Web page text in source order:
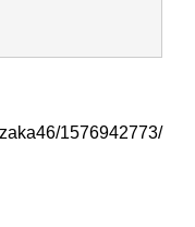
1576942773/